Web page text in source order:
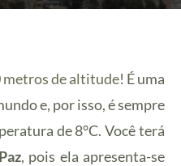
metros de altitude! É uma
e, por isso, é sempre
de 8°C. Você terá
, pois ela apresenta-se